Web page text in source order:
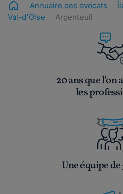
Annuaire des avocats
Val-d'Oise
Argenteuil
20 ans que l’on
les
Une équipe